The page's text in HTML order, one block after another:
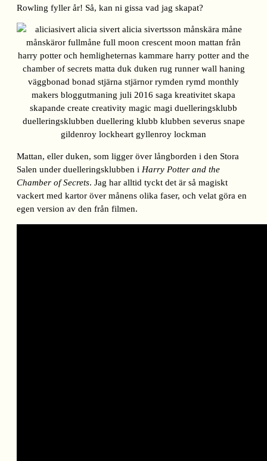
Rowling fyller år! Så, kan ni gissa vad jag skapat?
Mattan, eller duken, som ligger över långborden i den Stora
Salen under duelleringsklubben i Harry Potter and the
Chamber of Secrets. Jag har alltid tyckt det är så magiskt
vackert med kartor över månens olika faser, och velat göra en
egen version av den från filmen.